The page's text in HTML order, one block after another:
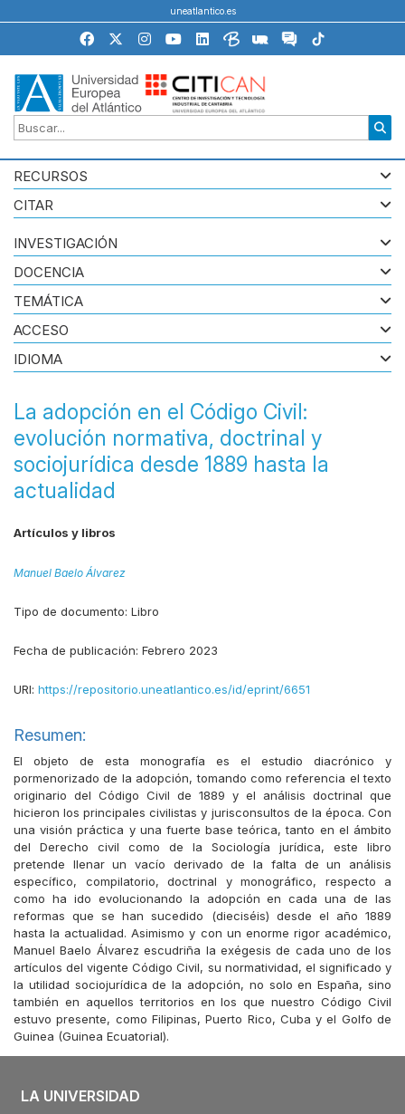
uneatlantico.es
RECURSOS
CITAR
La adopción en el Código Civil:
evolución normativa, doctrinal y
sociojurídica desde 1889 hasta la
actualidad
Artículos y libros
Manuel Baelo Álvarez
Tipo de documento: Libro
Fecha de publicación: Febrero 2023
URI: https://repositorio.uneatlantico.es/id/eprint/6651
Resumen:
El objeto de esta monografía es el estudio diacrónico y
pormenorizado de la adopción, tomando como referencia el texto
originario del Código Civil de 1889 y el análisis doctrinal que
hicieron los principales civilistas y jurisconsultos de la época. Con
una visión práctica y una fuerte base teórica, tanto en el ámbito
del Derecho civil como de la Sociología jurídica, este libro
pretende llenar un vacío derivado de la falta de un análisis
específico, compilatorio, doctrinal y monográfico, respecto a
como ha ido evolucionando la adopción en cada una de las
reformas que se han sucedido (dieciséis) desde el año 1889
hasta la actualidad. Asimismo y con un enorme rigor académico,
Manuel Baelo Álvarez escudriña la exégesis de cada uno de los
artículos del vigente Código Civil, su normatividad, el significado y
la utilidad sociojurídica de la adopción, no solo en España, sino
también en aquellos territorios en los que nuestro Código Civil
estuvo presente, como Filipinas, Puerto Rico, Cuba y el Golfo de
Guinea (Guinea Ecuatorial).
INVESTIGACIÓN
DOCENCIA
TEMÁTICA
ACCESO
IDIOMA
LA UNIVERSIDAD